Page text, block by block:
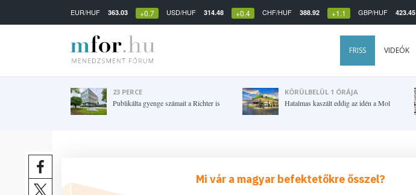
EUR/HUF 363.03 +0.7 USD/HUF 314.48 +0.4 CHF/HUF 388.92 +1.1 GBP/HUF 423.45
FRISS VIDEÓK
23 PERCE
Publikálta gyenge számait a Richter is
KÖRÜLBELÜL 1 ÓRÁJA
Hatalmas kaszált eddig az idén a Mol
Mi vár a magyar befektetőkre ősszel?